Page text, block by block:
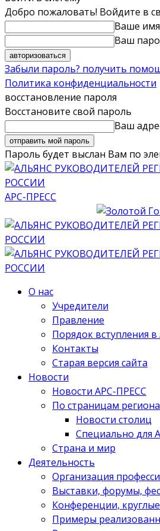
Добро пожаловать! Войдите в
Ваше
Ваш
Забыли пароль? получить
Политика конфиденциальности
восстановление пароля
Восстановите свой пароль
Ваш
Пароль будет выслан Вам по
АРС-ПРЕСС
О нас
Учредители
Правление
Порядок вступления
Контакты
Старая версия сайта
Новости
Новости АРС-ПРЕСС
По страницам
Новости столиц
Специально для
Страна и мир
Деятельность
Организация
Выставки, форумы,
Конференции,
Примеры